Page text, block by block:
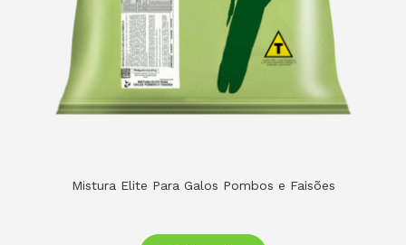
Mistura Elite Para Galos Pombos e Faisões